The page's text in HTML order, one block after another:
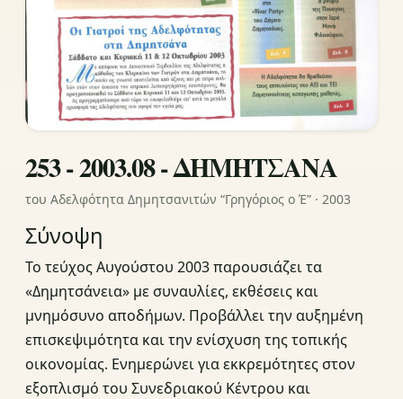
253 - 2003.08 - ΔΗΜΗΤΣΑΝΑ
του Αδελφότητα Δημητσανιτών “Γρηγόριος ο Έ” · 2003
Σύνοψη
Το τεύχος Αυγούστου 2003 παρουσιάζει τα
«Δημητσάνεια» με συναυλίες, εκθέσεις και
μνημόσυνο αποδήμων. Προβάλλει την αυξημένη
επισκεψιμότητα και την ενίσχυση της τοπικής
οικονομίας. Ενημερώνει για εκκρεμότητες στον
εξοπλισμό του Συνεδριακού Κέντρου και